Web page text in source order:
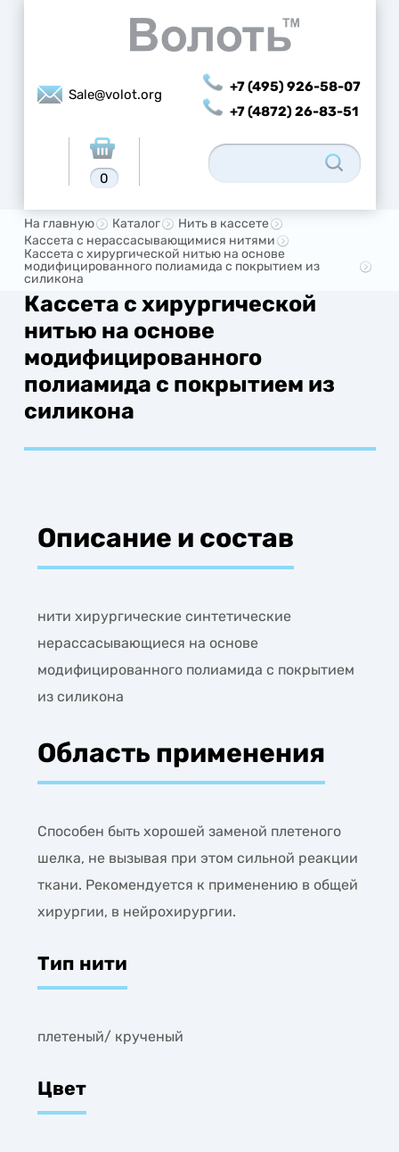
Sale@volot.org
+7 (495) 926-58-07
+7 (4872) 26-83-51
0
На главную Каталог
Нить в кассете
Кассета с нерассасывающимися нитями
Кассета с хирургической нитью на основе
модифицированного полиамида с покрытием из
силикона
Кассета с хирургической
нитью на основе
модифицированного
полиамида с покрытием из
силикона
Описание и состав
нити хирургические синтетические
нерассасывающиеся на основе
модифицированного полиамида с покрытием
из силикона
Область применения
Cпособен быть хорошей заменой плетеного
шелка, не вызывая при этом сильной реакции
ткани. Рекомендуется к применению в общей
хирургии, в нейрохирургии.
Тип нити
плетеный/ крученый
Цвет